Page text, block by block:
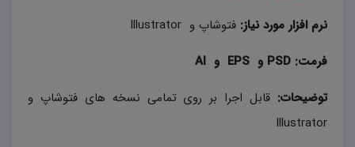
نرم افزار مورد نیاز: فتوشاپ و Illustrator
فرمت: PSD و EPS و AI
توضیحات: قابل اجرا بر روی تمامی نسخه های فتوشاپ و
Illustrator